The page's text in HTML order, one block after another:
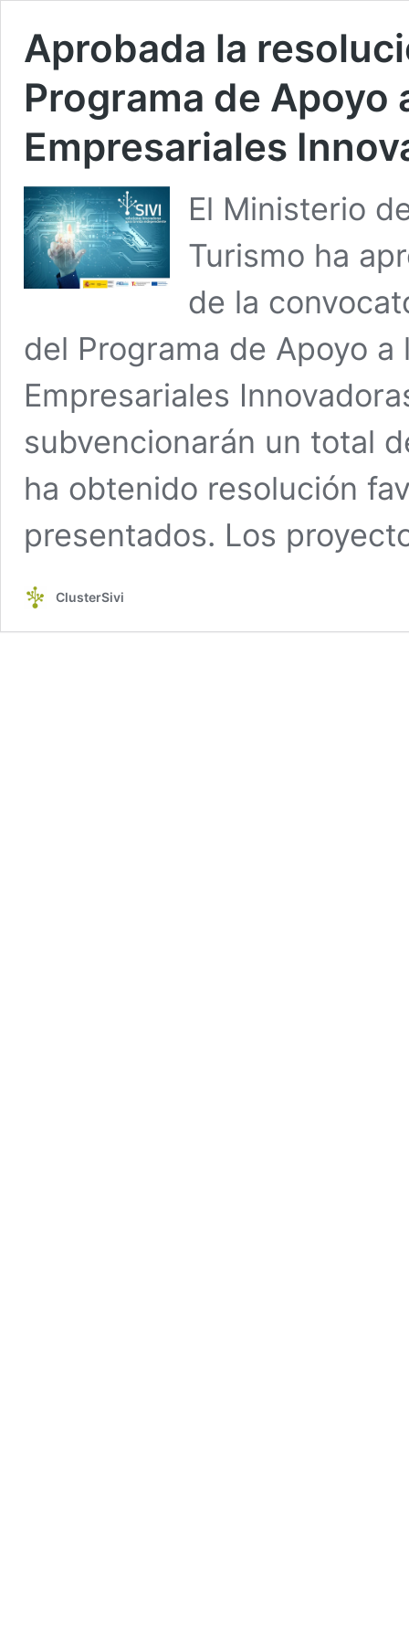
Aprobada la
Programa de Apoyo
Empresariales
El Ministerio
Turismo ha
de la
del Programa de Apoyo
Empresariales
subvencionarán un total
ha obtenido resolución
presentados. Los
ClusterSivi